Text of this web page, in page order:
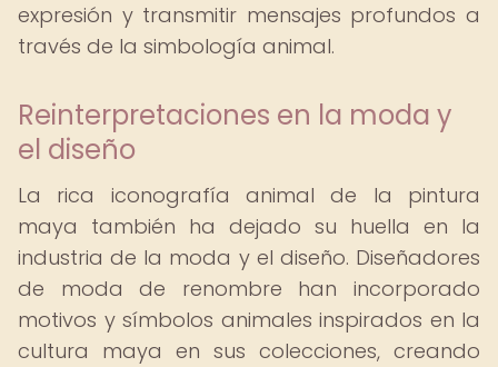
expresión y transmitir mensajes profundos a
través de la simbología animal.
Reinterpretaciones en la moda y
el diseño
La rica iconografía animal de la pintura
maya también ha dejado su huella en la
industria de la moda y el diseño. Diseñadores
de moda de renombre han incorporado
motivos y símbolos animales inspirados en la
cultura maya en sus colecciones, creando